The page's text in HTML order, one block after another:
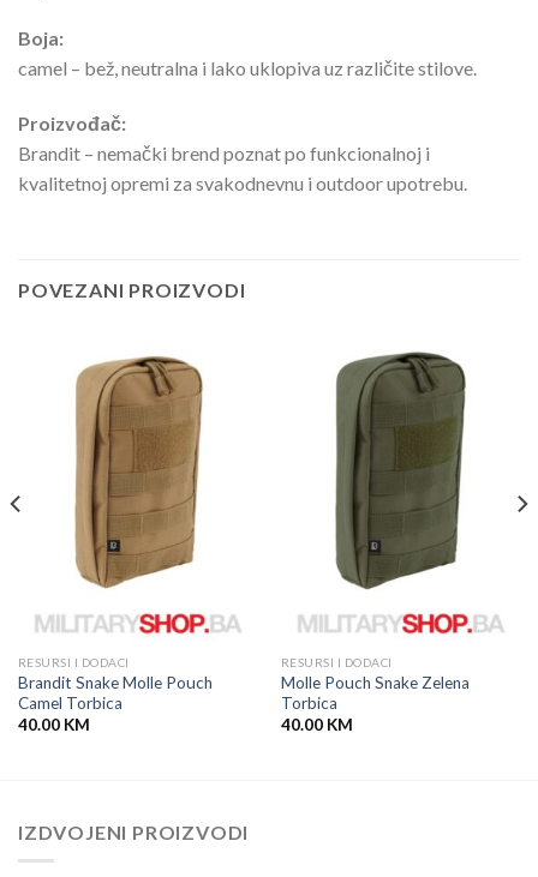
Boja:
camel – bež, neutralna i lako uklopiva uz različite stilove.
Proizvođač:
Brandit – nemački brend poznat po funkcionalnoj i
kvalitetnoj opremi za svakodnevnu i outdoor upotrebu.
POVEZANI PROIZVODI
RESURSI I DODACI
Brandit Snake Molle Pouch
Camel Torbica
40.00 KM
RESURSI I DODACI
Molle Pouch Snake Zelena
Torbica
40.00 KM
IZDVOJENI PROIZVODI